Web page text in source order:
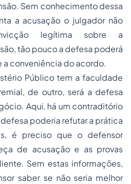
Sem conhecimento dessa
a acusação o julgador não
legítima sobre a
tão pouco a defesa poderá
conveniência do acordo.
Público tem a faculdade
de outro, será a defesa
Aqui, há um contraditório
poderia refutar a prática
é preciso que o defensor
de acusação e as provas
Sem estas informações,
saber se não seria melhor